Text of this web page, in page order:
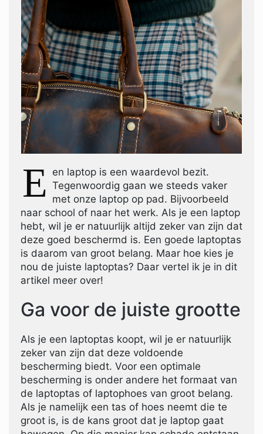
E en laptop is een waardevol bezit.
Tegenwoordig gaan we steeds vaker
met onze laptop op pad. Bijvoorbeeld
naar school of naar het werk. Als je een laptop
hebt, wil je er natuurlijk altijd zeker van zijn dat
deze goed beschermd is. Een goede laptoptas
is daarom van groot belang. Maar hoe kies je
nou de juiste laptoptas? Daar vertel ik je in dit
artikel meer over!
Ga voor de juiste grootte
Als je een laptoptas koopt, wil je er natuurlijk
zeker van zijn dat deze voldoende
bescherming biedt. Voor een optimale
bescherming is onder andere het formaat van
de laptoptas of laptophoes van groot belang.
Als je namelijk een tas of hoes neemt die te
groot is, is de kans groot dat je laptop gaat